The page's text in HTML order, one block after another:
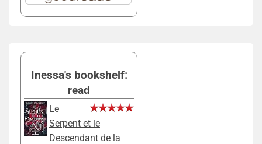
Inessa's bookshelf:
read
Le
Serpent et le
Descendant de la